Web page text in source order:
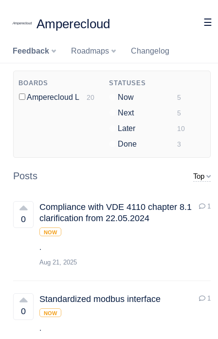
Amperecloud ☰
Feedback Roadmaps Changelog
BOARDS
Amperecloud Log20
STATUSES
Now 5
Next 5
Later 10
Done 3
Posts Top
0
Compliance with VDE 4110 chapter 8.1
clarification from 22.05.2024
1
NOW
.
Aug 21, 2025
0
Standardized modbus interface 1
NOW
.